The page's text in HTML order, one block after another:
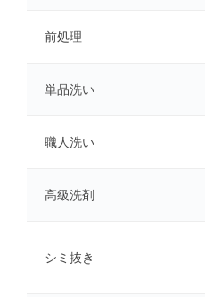
前処理
単品洗い
職人洗い
高級洗剤
シミ抜き